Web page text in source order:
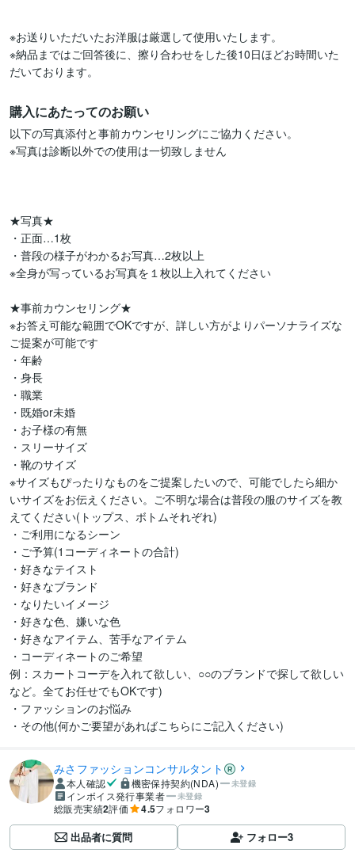
※お送りいただいたお洋服は厳選して使用いたします。
※納品まではご回答後に、擦り合わせをした後10日ほどお時間いた
購入にあたってのお願い
以下の写真添付と事前カウンセリングにご協力ください。
※写真は診断以外での使用は一切致しません
★写真★
・正面…1枚
・普段の様子がわかるお写真…2枚以上
※全身が写っているお写真を１枚以上入れてください
★事前カウンセリング★
※お答え可能な範囲でOKですが、詳しい方がよりパーソナライズな
ご提案が可能です
・年齢
・身長
・職業
・既婚or未婚
・お子様の有無
・スリーサイズ
・靴のサイズ
※サイズもぴったりなものをご提案したいので、可能でしたら細か
いサイズをお伝えください。ご不明な場合は普段の服のサイズを教
えてください(トップス、ボトムそれぞれ)
・ご利用になるシーン
・ご予算(1コーディネートの合計)
・好きなテイスト
・好きなブランド
・なりたいイメージ
・好きな色、嫌いな色
・好きなアイテム、苦手なアイテム
・コーディネートのご希望
例：スカートコーデを入れて欲しい、○○のブランドで探して欲しい
など。全てお任せでもOKです)
・ファッションのお悩み
・その他(何かご要望があればこちらにご記入ください)
みさファッションコンサルタント
本人確認 機密保持契約(NDA) 未登録
インボイス発行事業者 未登録
総販売実績2評価 4.5フォロワー3
出品者に質問 フォロー3